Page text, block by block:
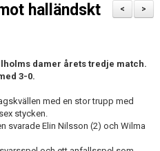
>
<
halländskt
damer årets tredje match.
3-0.
med en stor trupp med
stycken.
svarade Elin Nilsson (2) och Wilma